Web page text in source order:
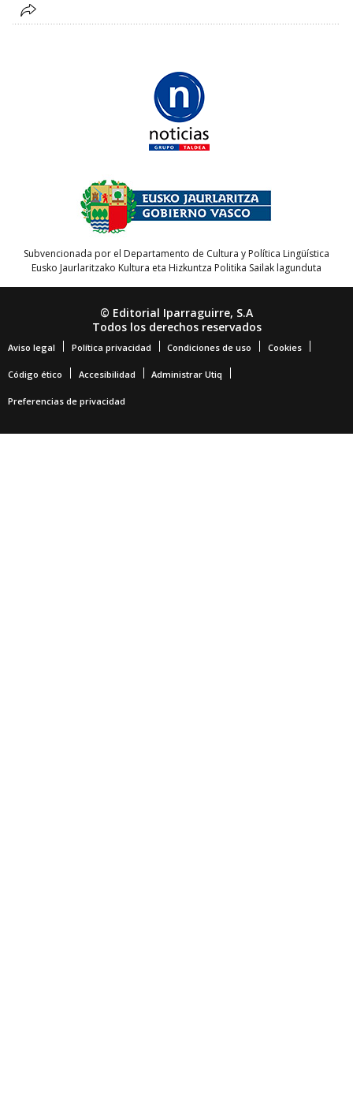
Subvencionada por el Departamento de Cultura y Política Lingüística
Eusko Jaurlaritzako Kultura eta Hizkuntza Politika Sailak lagunduta
© Editorial Iparraguirre, S.A
Todos los derechos reservados
Aviso legal Política privacidad Condiciones de uso Cookies
Código ético Accesibilidad Administrar Utiq
Preferencias de privacidad